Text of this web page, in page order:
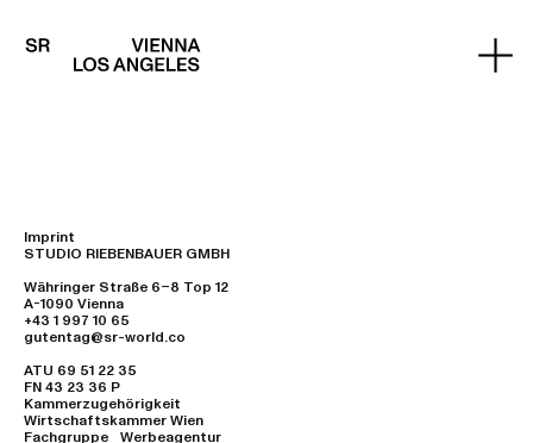
Imprint
STUDIO RIEBENBAUER GMBH
Währinger Straße 6–8 Top 12
A-1090 Vienna
+43 1 997 10 65
gutentag@sr-world.co
ATU 69 51 22 35
FN 43 23 36 P
Kammerzugehörigkeit
Wirtschaftskammer Wien
Fachgruppe Werbeagentur